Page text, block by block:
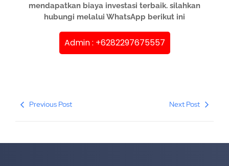
mendapatkan biaya investasi terbaik. silahkan
hubungi melalui WhatsApp berikut ini
Admin : +6282297675557
Previous Post Next Post